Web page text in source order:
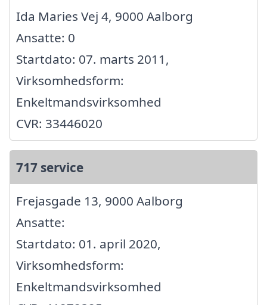
Ida Maries Vej 4, 9000 Aalborg
Ansatte: 0
Startdato: 07. marts 2011,
Virksomhedsform:
Enkeltmandsvirksomhed
CVR: 33446020
717 service
Frejasgade 13, 9000 Aalborg
Ansatte:
Startdato: 01. april 2020,
Virksomhedsform:
Enkeltmandsvirksomhed